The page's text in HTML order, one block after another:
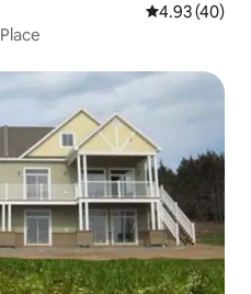
Calificación
4.93 (40)